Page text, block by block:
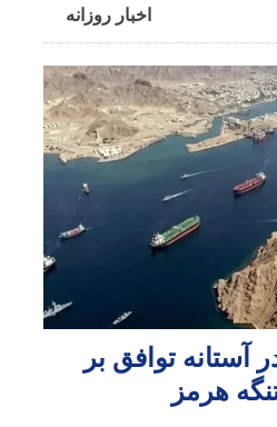
اخبار روزانه
آستانه توافق بر
هرمز